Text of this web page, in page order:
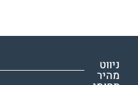
ניווט
מהיר